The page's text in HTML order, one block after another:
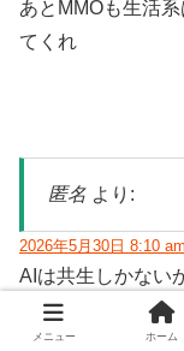
あとMMOも生活
てくれ
匿名 より:
2026年5月30日 8:10 am
AIは共生しかない
データ全般、プ
イラストもAIでい
メニュー ホーム